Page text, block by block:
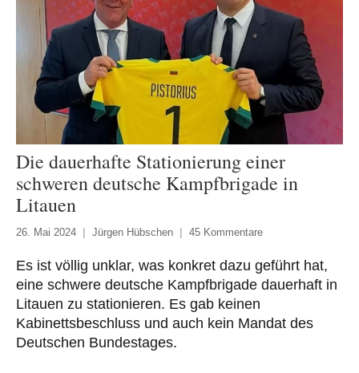
Die dauerhafte Stationierung einer
schweren deutsche Kampfbrigade in
Litauen
26. Mai 2024 Jürgen Hübschen 45 Kommentare
Es ist völlig unklar, was konkret dazu geführt hat,
eine schwere deutsche Kampfbrigade dauerhaft in
Litauen zu stationieren. Es gab keinen
Kabinettsbeschluss und auch kein Mandat des
Deutschen Bundestages.